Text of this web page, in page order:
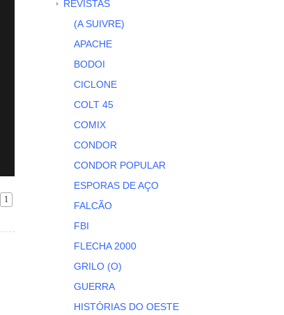
1
REVISTAS
(A SUIVRE)
APACHE
BODOI
CICLONE
COLT 45
COMIX
CONDOR
CONDOR POPULAR
ESPORAS DE AÇO
FALCÃO
FBI
FLECHA 2000
GRILO (O)
GUERRA
HISTÓRIAS DO OESTE